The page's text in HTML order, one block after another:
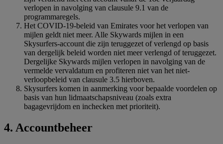
verlopen in navolging van clausule 9.1 van de
programmaregels.
Het COVID-19-beleid van Emirates voor het verlopen van
mijlen geldt niet meer. Alle Skywards mijlen in een
Skysurfers-account die zijn teruggezet of verlengd op basis
van dergelijk beleid worden niet meer verlengd of teruggezet.
Dergelijke Skywards mijlen verlopen in navolging van de
vermelde vervaldatum en profiteren niet van het niet-
verloopbeleid van clausule 3.5 hierboven.
Skysurfers komen in aanmerking voor bepaalde voordelen op
basis van hun lidmaatschapsniveau (zoals extra
bagagevrijdom en inchecken met prioriteit).
4. Accountbeheer